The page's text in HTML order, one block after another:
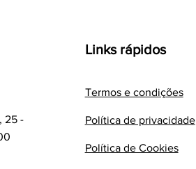
25 -
Links rápidos
Termos e condições
Política de privacidade
Política de Cookies